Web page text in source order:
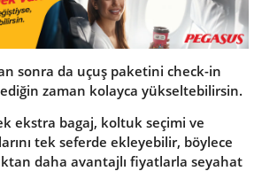
sonra da uçuş paketini check-in
zaman kolayca yükseltebilirsin.
ekstra bagaj, koltuk seçimi ve
tek seferde ekleyebilir, böylece
daha avantajlı fiyatlarla seyahat